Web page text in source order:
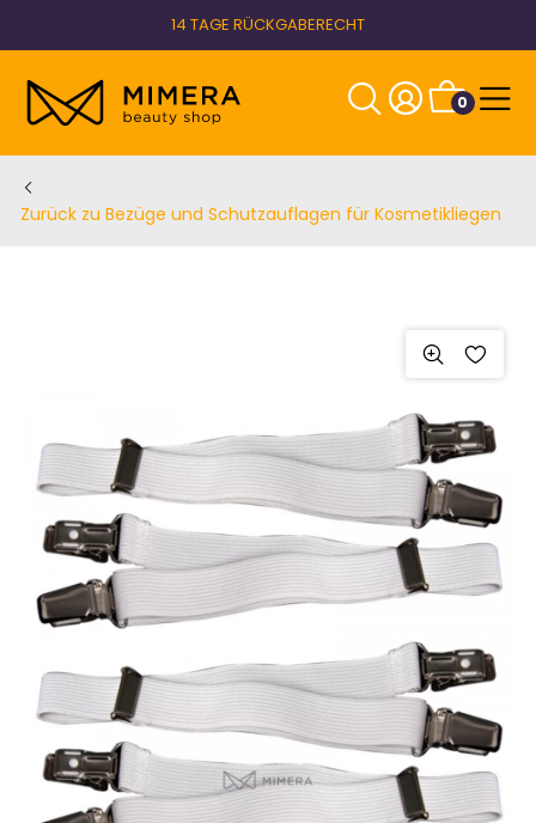
14 TAGE RÜCKGABERECHT
0
Zurück zu Bezüge und Schutzauflagen für Kosmetikliegen